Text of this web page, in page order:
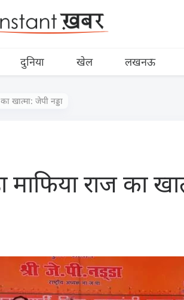
दुनिया खेल लखनऊ
खात्मा: जेपी नड्डा
राज का